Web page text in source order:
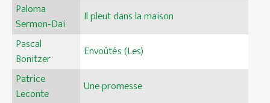
Paloma
Sermon-Daï
Il pleut dans la maison
Pascal
Bonitzer
Envoûtés (Les)
Patrice
Leconte
Une promesse